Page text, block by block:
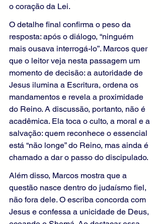
o coração da Lei.
O detalhe final confirma o peso da
resposta: após o diálogo, “ninguém
mais ousava interrogá-lo”. Marcos quer
que o leitor veja nesta passagem um
momento de decisão: a autoridade de
Jesus ilumina a Escritura, ordena os
mandamentos e revela a proximidade
do Reino. A discussão, portanto, não é
acadêmica. Ela toca o culto, a moral e a
salvação: quem reconhece o essencial
está “não longe” do Reino, mas ainda é
chamado a dar o passo do discipulado.
Além disso, Marcos mostra que a
questão nasce dentro do judaísmo fiel,
não fora dele. O escriba concorda com
Jesus e confessa a unicidade de Deus,